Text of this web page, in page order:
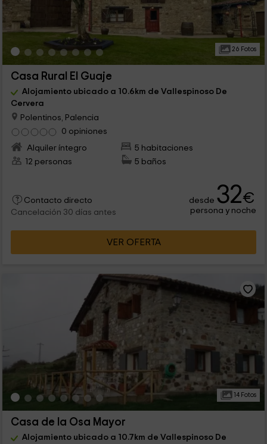
26 Fotos
Casa Rural El Guaje
Alojamiento ubicado a 10.6km de Vallespinoso De
Cervera
Polentinos, Palencia
0 opiniones
Alquiler íntegro
5 habitaciones
12 personas
5 baños
Contacto directo
Cancelación 30 días antes
desde 32€
persona y noche
VER OFERTA
14 Fotos
Casa de la Osa Mayor
Alojamiento ubicado a 10.7km de Vallespinoso De